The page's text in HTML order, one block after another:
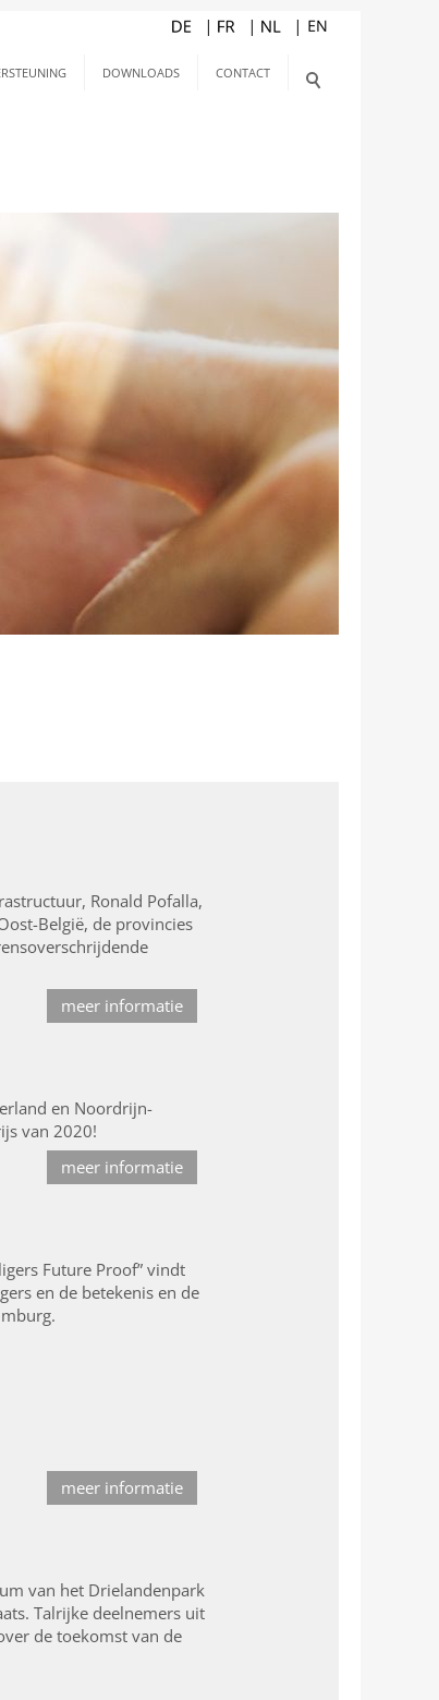
DOWNLOADS CONTACT
Ronald Pofalla,
België, de provincies
meer informatie
en Noordrijn-
van 2020!
meer informatie
Future Proof” vindt
en de betekenis en de
meer informatie
van het Drielandenpark
Talrijke deelnemers uit
de toekomst van de